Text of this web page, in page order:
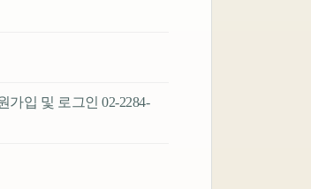
가입 및 로그인 02-2284-